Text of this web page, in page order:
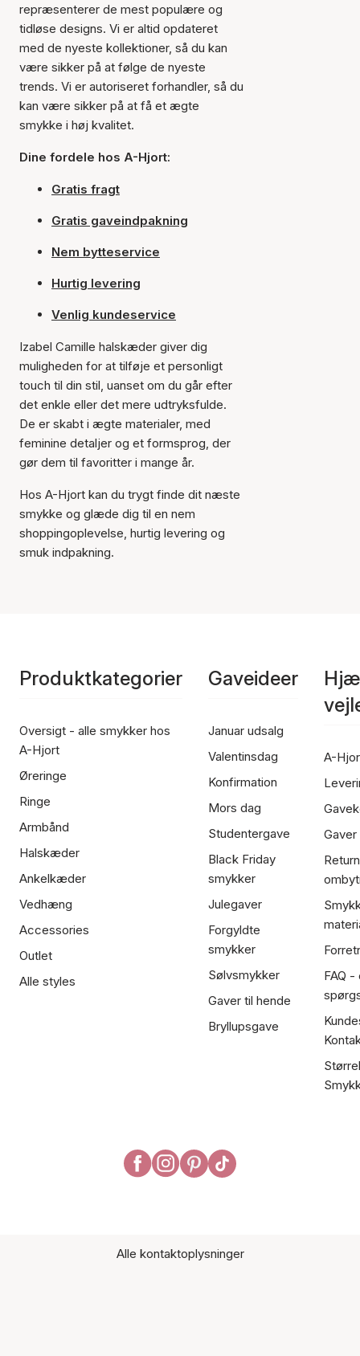
repræsenterer de mest populære og
tidløse designs. Vi er altid opdateret
med de nyeste kollektioner, så du kan
være sikker på at følge de nyeste
trends. Vi er autoriseret forhandler, så du
kan være sikker på at få et ægte
smykke i høj kvalitet.
Dine fordele hos A-Hjort:
Gratis fragt
Gratis gaveindpakning
Nem bytteservice
Hurtig levering
Venlig kundeservice
Izabel Camille halskæder giver dig
muligheden for at tilføje et personligt
touch til din stil, uanset om du går efter
det enkle eller det mere udtryksfulde.
De er skabt i ægte materialer, med
feminine detaljer og et formsprog, der
gør dem til favoritter i mange år.
Hos A-Hjort kan du trygt finde dit næste
smykke og glæde dig til en nem
shoppingoplevelse, hurtig levering og
smuk indpakning.
Produktkategorier
Oversigt - alle smykker hos
A-Hjort
Øreringe
Ringe
Armbånd
Halskæder
Ankelkæder
Vedhæng
Accessories
Outlet
Alle styles
Gaveideer
Januar udsalg
Valentinsdag
Konfirmation
Mors dag
Studentergave
Black Friday
smykker
Julegaver
Forgyldte
smykker
Sølvsmykker
Gaver til hende
Bryllupsgave
A-
FAQ
Alle kontaktoplysninger